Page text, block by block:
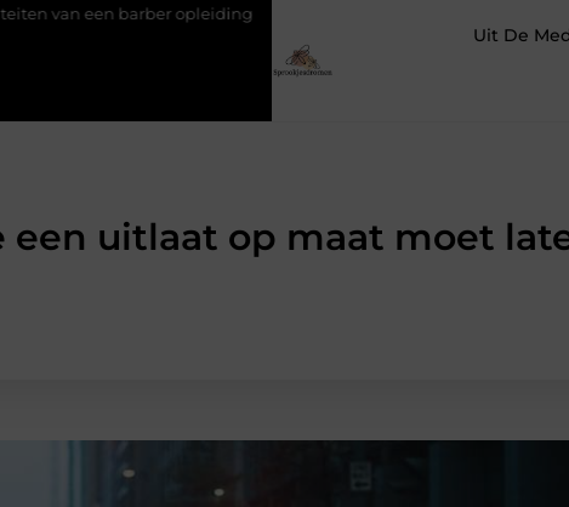
opleiding Rond tafelzeil en buitentafelkleed: praktisch én
Uit De
een uitlaat op maat moet